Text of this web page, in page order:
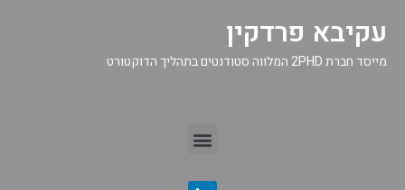
עקיבא פרדקין
מייסד חברת 2PHD המלווה סטודנטים בתהליך הדוקטורט